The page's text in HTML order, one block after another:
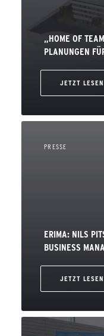
„HOME OF
PLANUNGEN
JETZT LESEN
PRESSE
ERIMA: NILS
BUSINESS
JETZT LESEN